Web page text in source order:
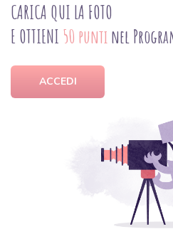
CARICA QUI LA FOTO
E OTTIENI 50 punti nel
ACCEDI